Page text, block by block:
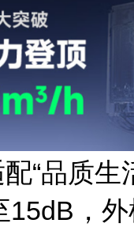
“品质生
15dB，